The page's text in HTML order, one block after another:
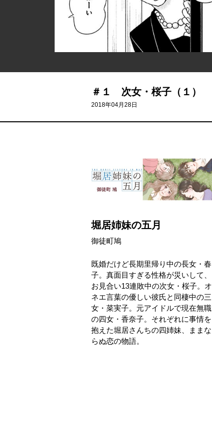
＃１ 次女・桜子（１）
2018年04月28日
堀居姉妹の五月
御徒町鳩
既婚だけど長期里帰り中の長女・春
子。真面目すぎる性格が災いして、
お見合い13連敗中の次女・桜子。オ
ネエ言葉の優しい彼氏と同棲中の三
女・菜実子。元アイドルで現在無職
の四女・香奈子。それぞれに事情を
抱えた堀居さんちの四姉妹、ままな
らぬ恋の物語。